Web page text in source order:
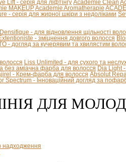
Lift - серія для ліфтінгу Academie Clean
MAKEUPAcademie Aromatherapie
- серія для жирної шкіри з недоліками
Densifique - для відновлення щільності
- зміцнення довгого волосся
- догляд за кучерявим та хвилястим
Liss Unlimited - для сухого та
без аміачна фарба для волосся Dia Light
- Крем-фарба для волосся Absolut
Spectrum - Інноваційний догляд за
ДЛЯ
надходження